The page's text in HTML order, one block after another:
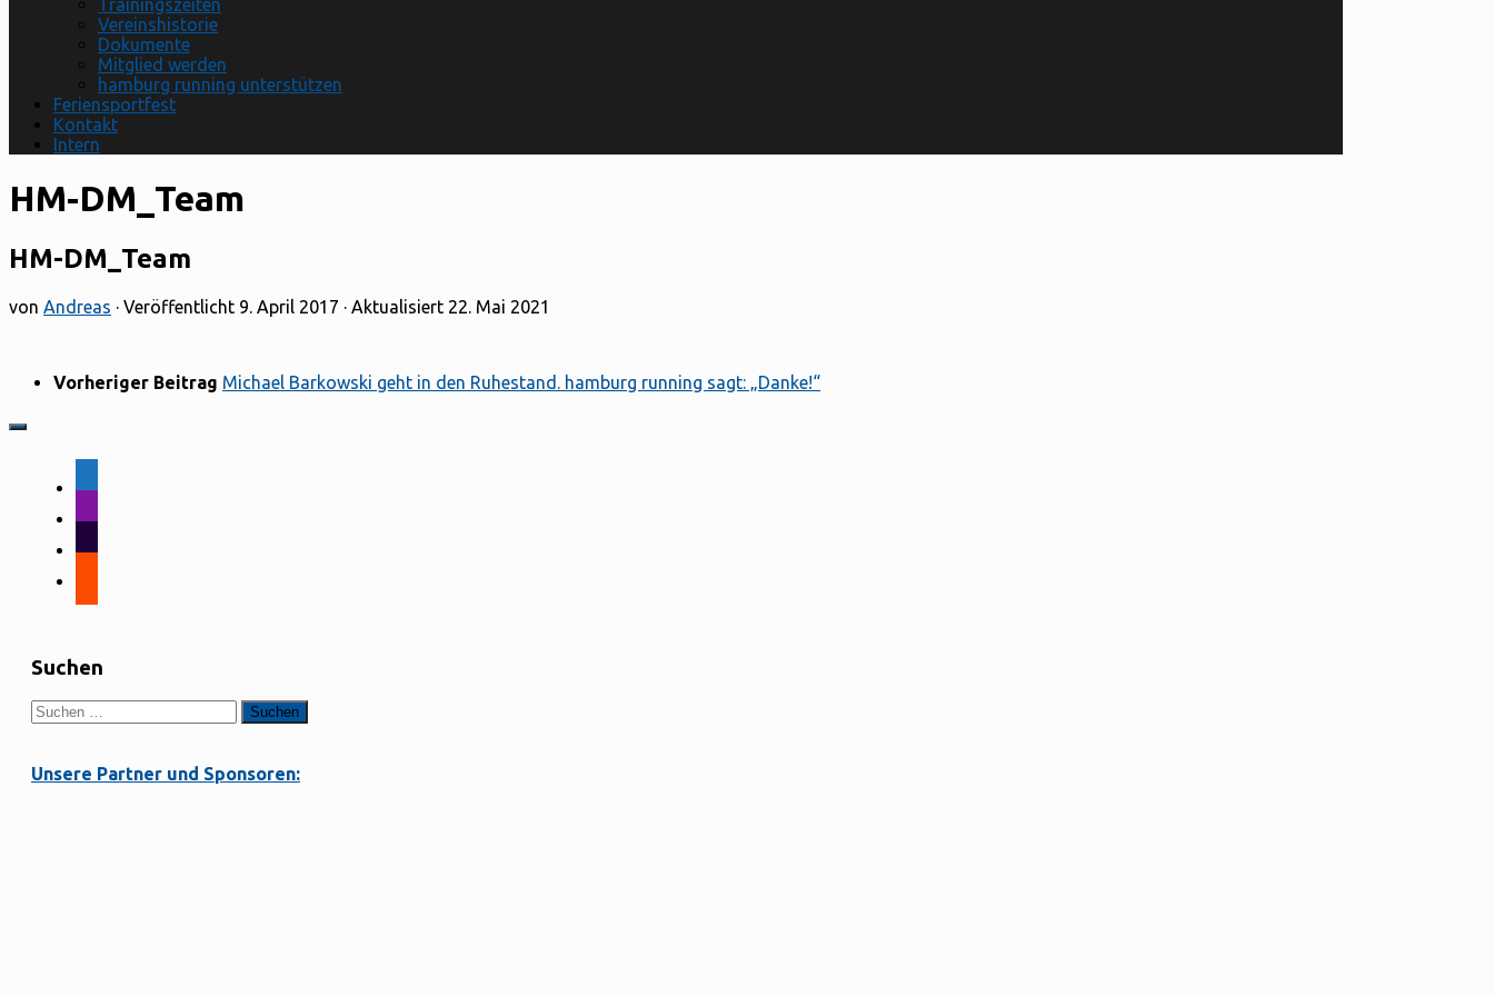
Trainingszeiten
Vereinshistorie
Dokumente
Mitglied werden
hamburg running unterstützen
Feriensportfest
Kontakt
Intern
HM-DM_Team
HM-DM_Team
von Andreas · Veröffentlicht 9. April 2017 · Aktualisiert 22. Mai 2021
Vorheriger Beitrag Michael Barkowski geht in den Ruhestand. hamburg running sagt: „Danke!“
Suchen
Suchen
nach:
Unsere Partner und Sponsoren: